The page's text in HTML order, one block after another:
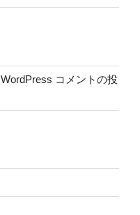
WordPress コメントの投